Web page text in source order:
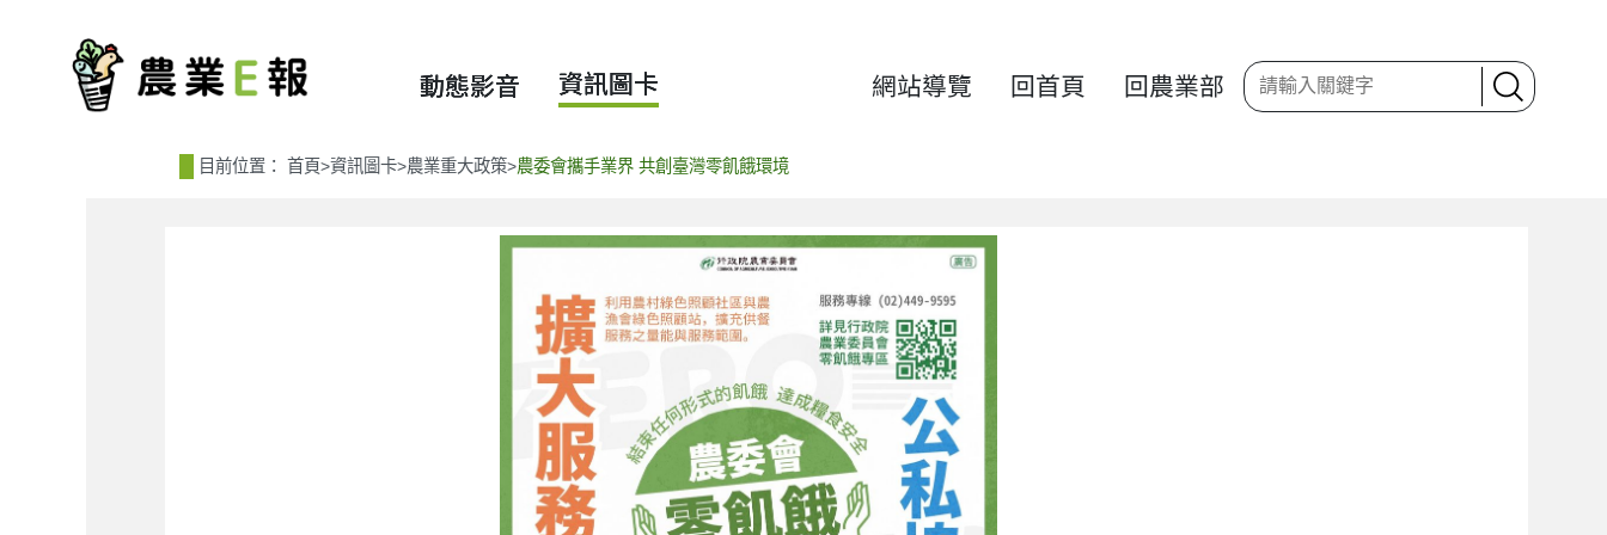
動態影音 資訊圖卡 網站導覽 回首頁 回農業部
目前位置： 首頁>資訊圖卡>農業重大政策>農委會攜手業界 共創臺灣零飢餓環境